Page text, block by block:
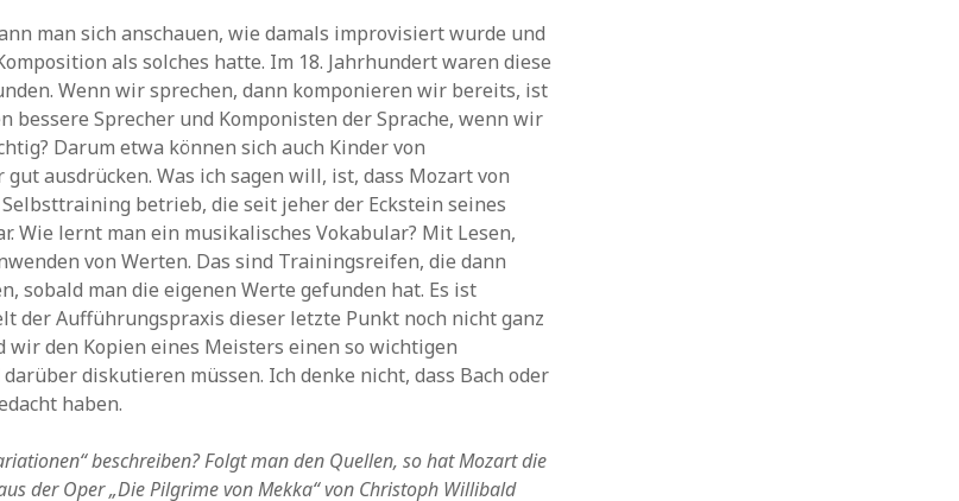
man sich anschauen, wie damals improvisiert wurde und
als solches hatte. Im 18. Jahrhundert waren diese
Wenn wir sprechen, dann komponieren wir bereits, ist
bessere Sprecher und Komponisten der Sprache, wenn wir
Darum etwa können sich auch Kinder von
ausdrücken. Was ich sagen will, ist, dass Mozart von
betrieb, die seit jeher der Eckstein seines
Wie lernt man ein musikalisches Vokabular? Mit Lesen,
von Werten. Das sind Trainingsreifen, die dann
sobald man die eigenen Werte gefunden hat. Es ist
der Aufführungspraxis dieser letzte Punkt noch nicht ganz
wir den Kopien eines Meisters einen so wichtigen
diskutieren müssen. Ich denke nicht, dass Bach oder
haben.
beschreiben? Folgt man den Quellen, so hat Mozart die
der Oper „Die Pilgrime von Mekka“ von Christoph Willibald